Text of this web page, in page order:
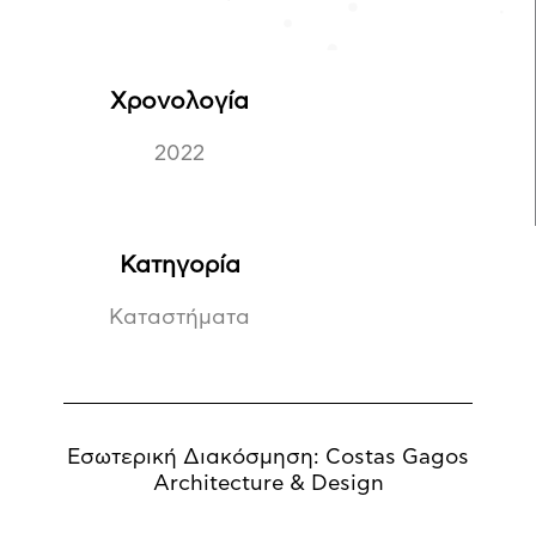
Χρονολογία
2022
Κατηγορία
Καταστήματα
Εσωτερική Διακόσμηση: Costas Gagos
Architecture & Design